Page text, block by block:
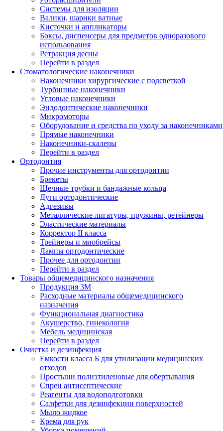
Системы для изоляции
Валики, шарики ватные
Кисточки и аппликаторы
Боксы, диспенсеры для предметов одноразового
использования
Ретракция десны
Перейти в раздел
Стоматологические наконечники
Наконечники хирургические с подсветкой
Турбинные наконечники
Угловые наконечники
Эндодонтические наконечники
Микромоторы
Оборудование и средства по уходу за наконечниками
Прямые наконечники
Наконечники-скалеры
Перейти в раздел
Ортодонтия
Прочие инструменты для ортодонтии
Брекеты
Щечные трубки и бандажные кольца
Дуги ортодонтические
Адгезивы
Металлические лигатуры, пружины, ретейнеры
Эластические материалы
Корректор II класса
Трейнеры и миобрейсы
Лампы ортодонтические
Прочее для ортодонтии
Перейти в раздел
Товары общемедицинского назначения
Продукция 3М
Расходные материалы общемедицинского
назначения
Функциональная диагностика
Акушерство, гинекология
Мебель медицинская
Перейти в раздел
Очистка и дезинфекция
Емкости класса Б для утилизации медицинских
отходов
Простыни полиэтиленовые для обертывания
Спреи антисептические
Реагенты для водоподготовки
Салфетки для дезинфекции поверхностей
Мыло жидкое
Крема для рук